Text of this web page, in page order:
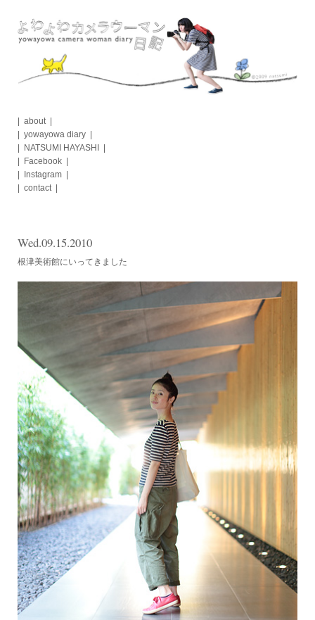
content
about
yowayowa diary
NATSUMI HAYASHI
Facebook
Instagram
contact
Wed.09.15.2010
根津美術館にいってきました